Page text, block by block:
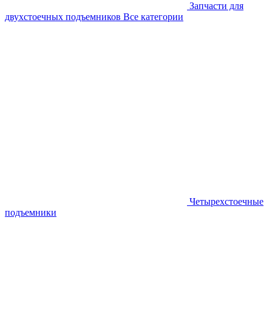
Запчасти для
двухстоечных подъемников Все категории
Четырехстоечные
подъемники